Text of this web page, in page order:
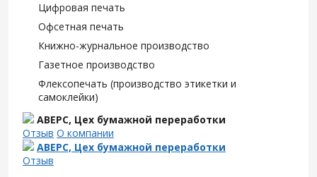
Цифровая печать
Офсетная печать
Книжно-журнальное производство
Газетное производство
Флексопечать (производство этикетки и
самоклейки)
АВЕРС, Цех бумажной переработки
Отзыв О компании
АВЕРС, Цех бумажной переработки
Отзыв